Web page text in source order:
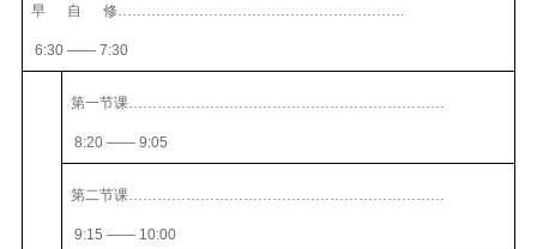
早 自 修……………………………………………………
6:30 —— 7:30
第一节课…………………………………………………………
8:20 —— 9:05
第二节课…………………………………………………………
9:15 —— 10:00